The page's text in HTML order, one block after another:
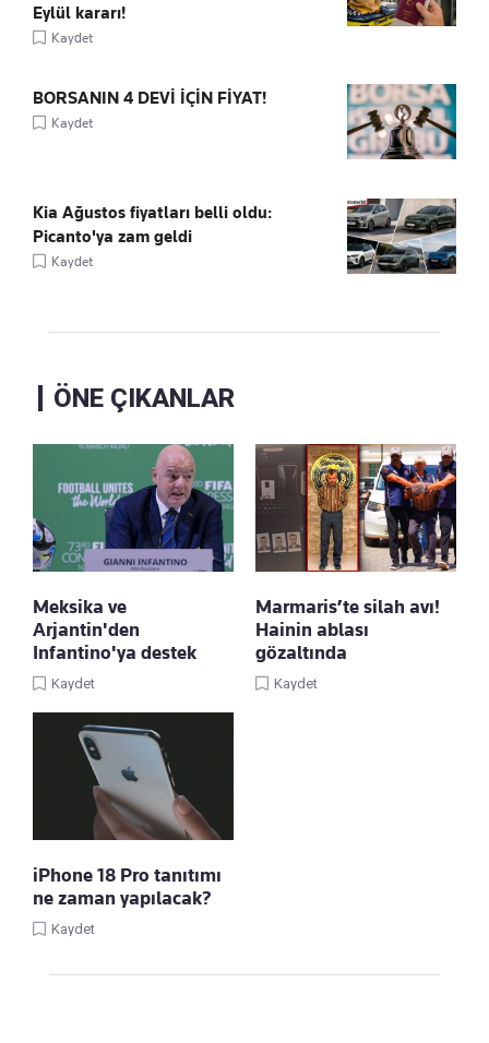
Eylül kararı!
Kaydet
BORSANIN 4 DEVİ İÇİN FİYAT!
Kaydet
Kia Ağustos fiyatları belli oldu:
Picanto'ya zam geldi
Kaydet
ÖNE ÇIKANLAR
Meksika ve
Arjantin'den
Infantino'ya destek
Kaydet
Marmaris’te silah avı!
Hainin ablası
gözaltında
Kaydet
iPhone 18 Pro tanıtımı
ne zaman yapılacak?
Kaydet